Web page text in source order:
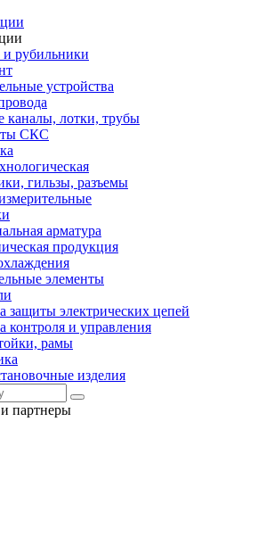
рубильники
устройства
каналы, лотки, трубы
СКС
гильзы, разъемы
арматура
продукция
элементы
защиты электрических цепей
контроля и управления
рамы
изделия
партнеры